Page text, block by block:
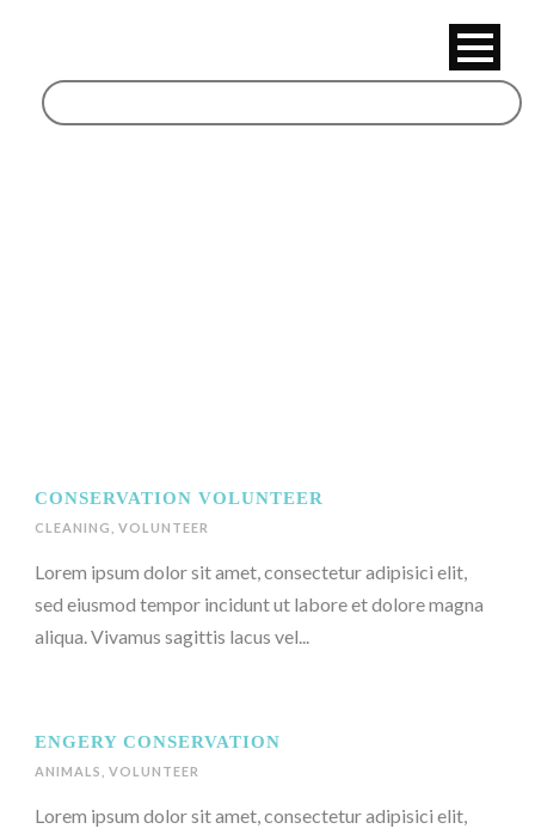
CONSERVATION VOLUNTEER
CLEANING VOLUNTEER
Lorem ipsum dolor sit amet, consectetur adipisici elit,
sed eiusmod tempor incidunt ut labore et dolore magna
aliqua. Vivamus sagittis lacus vel...
ENGERY CONSERVATION
ANIMALS VOLUNTEER
Lorem ipsum dolor sit amet, consectetur adipisici elit,